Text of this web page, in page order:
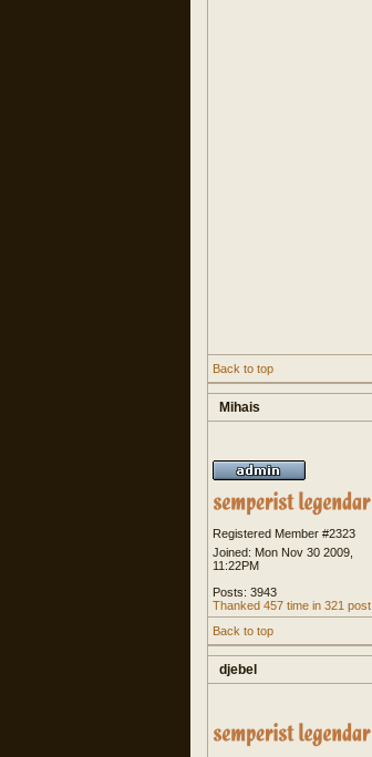
Back to top
Mihais
Registered Member #2323
Joined: Mon Nov 30 2009,
11:22PM
Posts: 3943
Thanked 457 time in 321 post
Back to top
djebel